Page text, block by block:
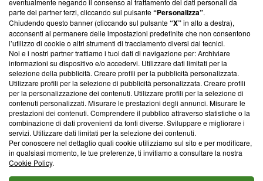
Su di noi
Team editoriale
Corporate
Redazione
Informativa Privacy
Cookie Policy
Blasting SA, IDI CHE-247.845.224, Via Carlo Frasca, 3 - 6900
Lugano (Svizzera) Tel:+39 0690258937
© 2026 Blasting News
eventualmente negando il consenso al trattamento dei dati personali da
parte dei partner terzi, cliccando sul pulsante“Personalizza”.
Chiudendo questo banner (cliccando sul pulsante“X”in alto a destra),
acconsenti al permanere delle impostazioni predefinite che non consentono
l’utilizzo di cookie o altri strumenti di tracciamento diversi dai tecnici.
Noi e i nostri partner trattiamo i tuoi dati di navigazione per: Archiviare
informazioni su dispositivo e/o accedervi. Utilizzare dati limitati per la
selezione della pubblicità. Creare profili per la pubblicità personalizzata.
Utilizzare profili per la selezione di pubblicità personalizzata. Creare profili
per la personalizzazione dei contenuti. Utilizzare profili per la selezione di
contenuti personalizzati. Misurare le prestazioni degli annunci. Misurare le
prestazioni dei contenuti. Comprendere il pubblico attraverso statistiche o la
combinazione di dati provenienti da fonti diverse. Sviluppare e migliorare i
servizi. Utilizzare dati limitati per la selezione dei contenuti.
Per conoscere nel dettaglio quali cookie utilizziamo sul sito e per modificare,
in qualsiasi momento, le tue preferenze, ti invitiamo a consultare la nostra
Cookie Policy.